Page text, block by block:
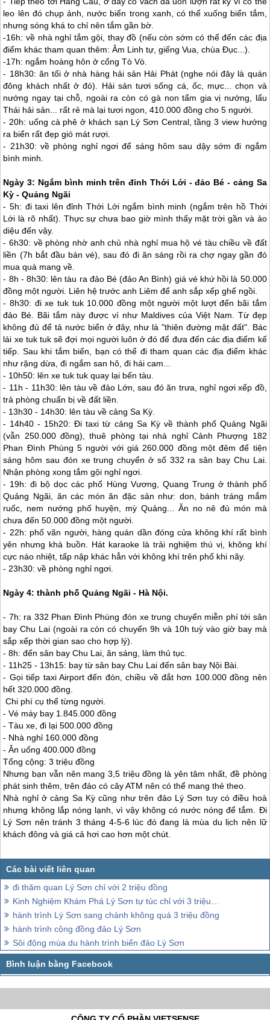
leo lên đó chụp ảnh, nước biển trong xanh, có thể xuống biển tắm,
nhưng sóng khá to chỉ nên tắm gần bờ.
-16h: về nhà nghỉ tắm gội, thay đồ (nếu còn sớm có thể đến các địa
điểm khác tham quan thêm: Âm Linh tự, giếng Vua, chùa Đục...).
-17h: ngắm hoàng hôn ở cổng Tò Vò.
- 18h30: ăn tối ở nhà hàng hải sản Hải Phát (nghe nói đây là quán
đông khách nhất ở đó). Hải sản tươi sống cá, ốc, mực... chọn và
nướng ngay tại chỗ, ngoài ra còn có gà non tẩm gia vị nướng, lẩu
Thái hải sản... rất rẻ mà lại tươi ngon, 410.000 đồng cho 5 người.
- 20h: uống cà phê ở khách sạn Lý Sơn Central, tầng 3 view hướng
ra biển rất đẹp gió mát rượi.
- 21h30: về phòng nghỉ ngơi để sáng hôm sau dậy sớm đi ngắm
bình minh.
Ngày 3: Ngắm bình minh trên đỉnh Thới Lới - đảo Bé - cảng Sa
Kỳ - Quảng Ngãi
- 5h: đi taxi lên đỉnh Thới Lới ngắm bình minh (ngắm trên hồ Thới
Lới là rõ nhất). Thực sự chưa bao giờ mình thấy mặt trời gần và ảo
diệu đến vậy.
- 6h30: về phòng nhờ anh chủ nhà nghỉ mua hộ vé tàu chiều về đất
liền (7h bắt đầu bán vé), sau đó đi ăn sáng rồi ra chợ ngay gần đó
mua quà mang về.
- 8h - 8h30: lên tàu ra đảo Bé (đảo An Bình) giá vé khứ hồi là 50.000
đồng một người. Liên hệ trước anh Liêm để anh sắp xếp ghế ngồi.
- 8h30: đi xe tuk tuk 10.000 đồng một người một lượt đến bãi tắm
đảo Bé. Bãi tắm này được ví như Maldives của Việt Nam. Từ đẹp
không đủ để tả nước biển ở đây, như là "thiên đường mặt đất". Bác
lái xe tuk tuk sẽ đợi mọi người luôn ở đó để đưa đến các địa điểm kế
tiếp. Sau khi tắm biển, bạn có thể đi tham quan các địa điểm khác
như rặng dừa, đi ngắm san hô, đi hái cam...
- 10h50: lên xe tuk tuk quay lại bến tàu.
- 11h - 11h30: lên tàu về đảo Lớn, sau đó ăn trưa, nghỉ ngơi xếp đồ,
trả phòng chuẩn bị về đất liền.
- 13h30 - 14h30: lên tàu về cảng Sa Kỳ.
- 14h40 - 15h20: Đi taxi từ cảng Sa Kỳ về thành phố Quảng Ngãi
(vẫn 250.000 đồng), thuê phòng tại nhà nghỉ Cảnh Phượng 182
Phan Đình Phùng 5 người với giá 260.000 đồng một đêm để tiện
sáng hôm sau đón xe trung chuyển ở số 332 ra sân bay Chu Lai.
Nhận phòng xong tắm gội nghỉ ngơi.
- 19h: đi bộ dọc các phố Hùng Vương, Quang Trung ở thành phố
Quảng Ngãi, ăn các món ăn đặc sản như: don, bánh tráng mắm
ruốc, nem nướng phố huyện, mỳ Quảng... Ăn no nê đủ món mà
chưa đến 50.000 đồng một người.
- 22h: phố vãn người, hàng quán dần đóng cửa không khí rất bình
yên nhưng khá buồn. Hát karaoke là trải nghiệm thú vị, không khí
cực náo nhiệt, tấp nập khác hẳn với không khí trên phố khi nãy.
- 23h30: về phòng nghỉ ngơi.
Ngày 4: thành phố Quảng Ngãi - Hà Nội.
- 7h: ra 332 Phan Đình Phùng đón xe trung chuyển miễn phí tới sân
bay Chu Lai (ngoài ra còn có chuyến 9h và 10h tuỳ vào giờ bay mà
sắp xếp thời gian sao cho hợp lý).
- 8h: đến sân bay Chu Lai, ăn sáng, làm thủ tục.
- 11h25 - 13h15: bay từ sân bay Chu Lai đến sân bay Nội Bài.
- Gọi tiếp taxi Airport đến đón, chiều về đắt hơn 100.000 đồng nên
hết 320.000 đồng.
Chi phí cụ thể từng người.
- Vé máy bay 1.845.000 đồng
- Tàu xe, đi lại 500.000 đồng
- Nhà nghỉ 160.000 đồng
- Ăn uống 400.000 đồng
Tổng cộng: 3 triệu đồng
Nhưng bạn vẫn nên mang 3,5 triệu đồng là yên tâm nhất, đề phòng
phát sinh thêm, trên đảo có cây ATM nên có thể mang thẻ theo.
Nhà nghỉ ở cảng Sa Kỳ cũng như trên đảo Lý Sơn tuy có điều hoà
nhưng không lắp nóng lạnh, vì vậy không có nước nóng để tắm. Đi
Lý Sơn nên tránh 3 tháng 4-5-6 lúc đó đang là mùa du lịch nên lữ
khách đông và giá cả hơi cao hơn một chút.
đi thăm quan Lý Sơn chỉ với 2 triệu đồng
Kinh Nghiệm Khám Phá Lý Sơn tự túc chỉ với 3 triệu đồng
hành trình Lý Sơn sang chảnh không quá 3 triệu đồng
hành trình cộng đồng đảo Lý Sơn
Sôi động mùa du hành trình biển đảo Lý Sơn